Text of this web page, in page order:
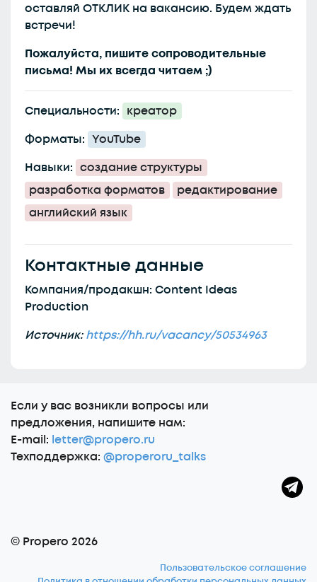
оставляй ОТКЛИК на вакансию. Будем ждать
встречи!
Пожалуйста, пишите сопроводительные
письма! Мы их всегда читаем ;)
Специальности: креатор
Форматы: YouTube
Навыки: создание структуры
разработка форматов
редактирование
английский язык
Контактные данные
Компания/продакшн: Content Ideas
Production
Источник:https://hh.ru/vacancy/50534963
Еcли у вас возникли вопросы или
предложения, напишите нам:
E-mail: letter@propero.ru
Техподдержка: @properoru_talks
© Propero 2026
Пользовательское соглашение